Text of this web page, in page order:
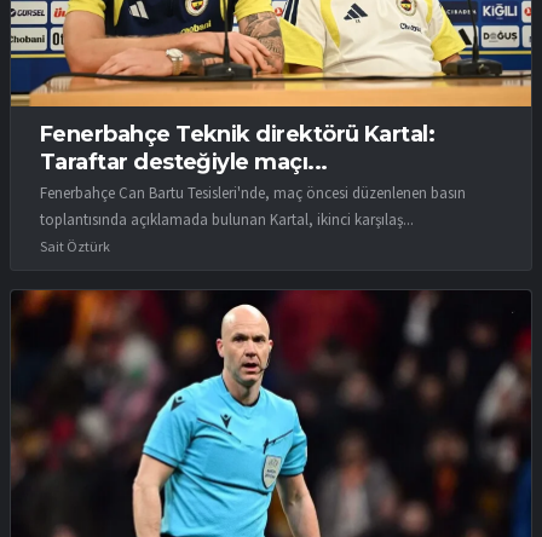
Fenerbahçe Teknik direktörü Kartal:
Taraftar desteğiyle maçı...
Fenerbahçe Can Bartu Tesisleri'nde, maç öncesi düzenlenen basın
toplantısında açıklamada bulunan Kartal, ikinci karşılaş...
Sait Öztürk